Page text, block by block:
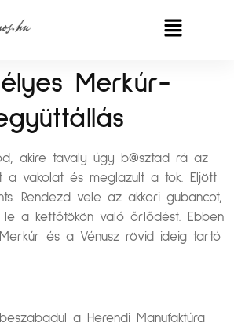
Merkúr-
akire tavaly úgy b@sztad rá az
a vakolat és meglazult a tok. Eljött
Rendezd vele az akkori gubancot,
a kettőtökön való őrlődést. Ebben
és a Vénusz rövid ideig tartó
a Herendi Manufaktúra